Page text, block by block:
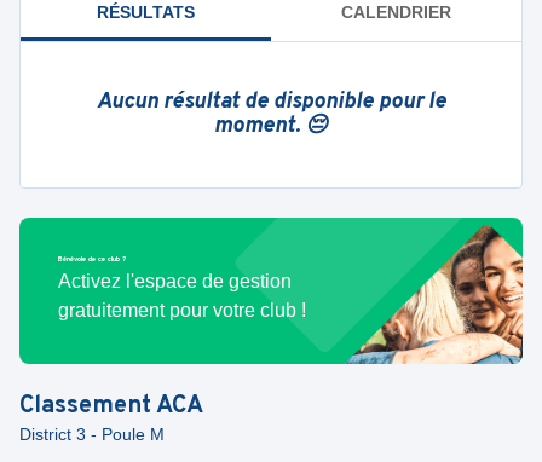
RÉSULTATS CALENDRIER
Aucun résultat de disponible pour le
moment. 😔
Bénévole de ce club ?
Activez l'espace de gestion
gratuitement pour votre club !
ClassementACA
District 3 - Poule M